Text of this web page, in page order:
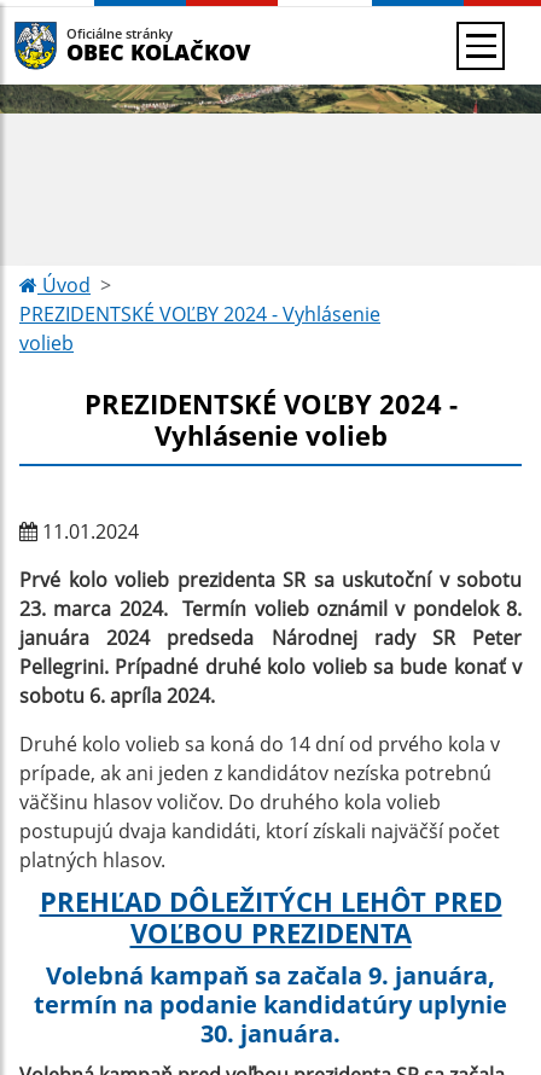
Oficiálne stránky
OBEC KOLAČKOV
Úvod
PREZIDENTSKÉ VOĽBY 2024 - Vyhlásenie
volieb
PREZIDENTSKÉ VOĽBY 2024 -
Vyhlásenie volieb
11.01.2024
Prvé kolo volieb prezidenta SR sa uskutoční v sobotu
23. marca 2024. Termín volieb oznámil v pondelok 8.
januára 2024 predseda Národnej rady SR Peter
Pellegrini. Prípadné druhé kolo volieb sa bude konať v
sobotu 6. apríla 2024.
Druhé kolo volieb sa koná do 14 dní od prvého kola v
prípade, ak ani jeden z kandidátov nezíska potrebnú
väčšinu hlasov voličov. Do druhého kola volieb
postupujú dvaja kandidáti, ktorí získali najväčší počet
platných hlasov.
PREHĽAD DÔLEŽITÝCH LEHÔT PRED
VOĽBOU PREZIDENTA
Volebná kampaň sa začala 9. januára,
termín na podanie kandidatúry uplynie
30. januára.